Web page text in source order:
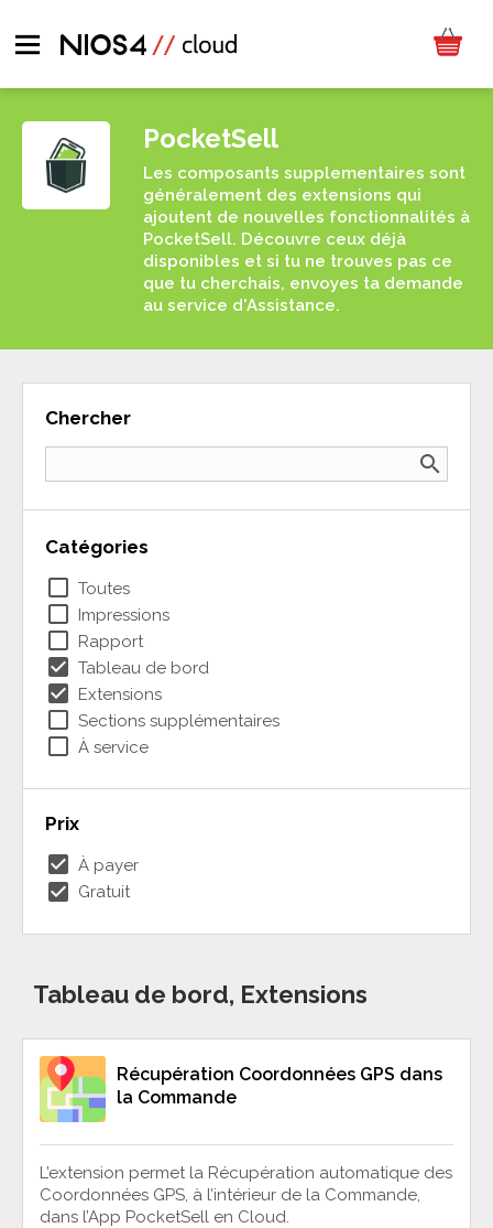
PocketSell
Les composants supplementaires sont
généralement des extensions qui
ajoutent de nouvelles fonctionnalités à
PocketSell. Découvre ceux déjà
disponibles et si tu ne trouves pas ce
que tu cherchais, envoyes ta demande
au service d'Assistance.
Chercher
search
Catégories
check_box_outline_blank Toutes
check_box_outline_blank Impressions
check_box_outline_blank Rapport
check_box Tableau de bord
check_box Extensions
check_box_outline_blank Sections supplémentaires
check_box_outline_blank À service
Prix
check_box À payer
check_box Gratuit
Tableau de bord, Extensions
Récupération Coordonnées GPS dans
la Commande
L’extension permet la Récupération automatique des
Coordonnées GPS, à l’intérieur de la Commande,
dans l’App PocketSell en Cloud.